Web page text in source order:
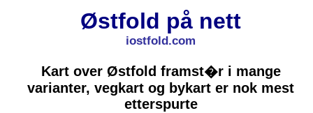
Østfold på nett
iostfold.com
Kart over Østfold framst�r i mange
varianter, vegkart og bykart er nok mest
etterspurte